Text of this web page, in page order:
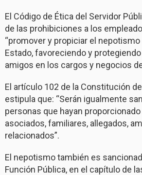
El Código de Ética del Servidor
de las prohibiciones a los
“promover y propiciar el
Estado, favoreciendo y
amigos en los cargos y negocios
El artículo 102 de la Constitución
estipula que: “Serán igualmente
personas que hayan
asociados, familiares, allegados,
relacionados”.
El nepotismo también es
Función Pública, en el capítulo de